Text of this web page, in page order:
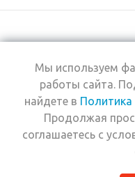
+7 (495) 969-0950
2026 © Интернет-
магазин Estel
Мы используем
работы сайта.
найдете в
Продолжая
соглашаетесь с